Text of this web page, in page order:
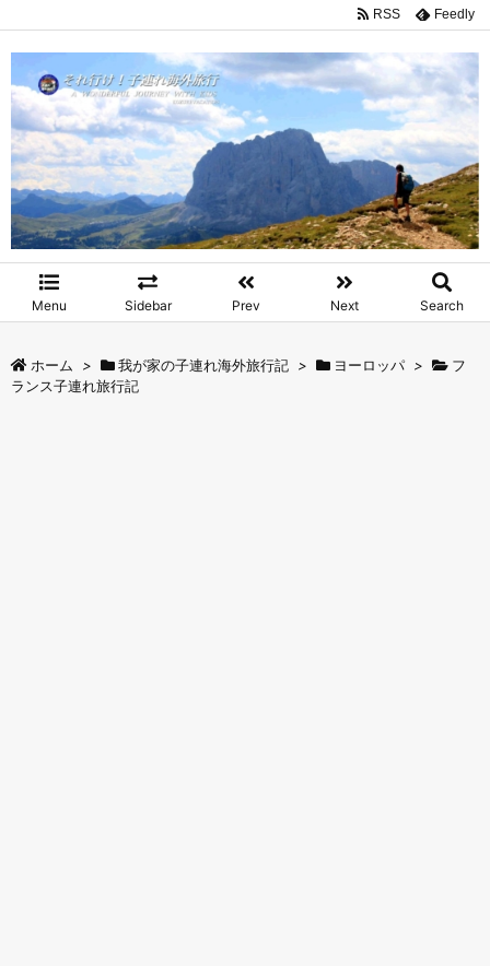
Menu Sidebar Prev Next Search
RSS Feedly
ホーム > 我が家の子連れ海外旅行記 > ヨーロッパ >
フ
ランス子連れ旅行記